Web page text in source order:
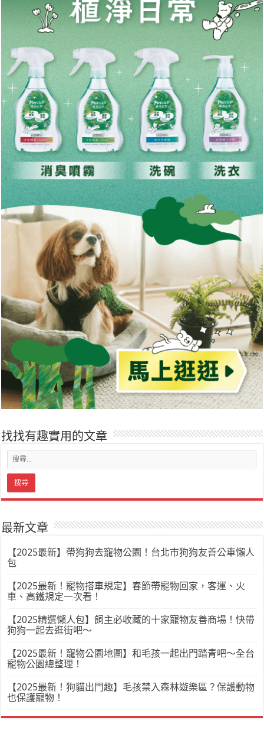
找找有趣實用的文章
最新文章
【2025最新】帶狗狗去寵物公園！台北市狗狗友善公車懶人
包
【2025最新！寵物搭車規定】春節帶寵物回家，客運、火
車、高鐵規定一次看！
【2025精選懶人包】飼主必收藏的十家寵物友善商場！快帶
狗狗一起去逛街吧～
【2025最新！寵物公園地圖】和毛孩一起出門踏青吧～全台
寵物公園總整理！
【2025最新！狗貓出門趣】毛孩禁入森林遊樂區？保護動物
也保護寵物！